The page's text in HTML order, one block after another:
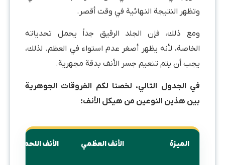
وتظهر النتيجة النهائية في وقت أقصر.
ومع ذلك، فإن الجلد الرقيق جداً يحمل تحدياته
الخاصة، لأنه يظهر أصغر عدم استواء في العظم. لذلك،
يجب أن يتم تنعيم جسر الأنف بدقة مجهرية.
في الجدول التالي، لخصنا لكم الفروقات الجوهرية
بين هذين النوعين من هيكل الأنف:
الميزة الأنف العظمي الأنف اللحمي